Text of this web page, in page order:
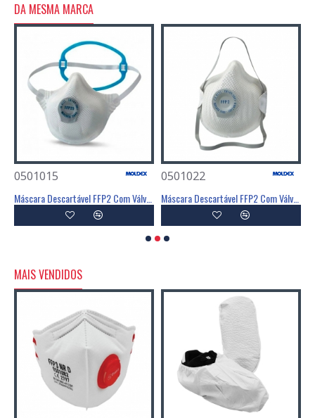
DA MESMA MARCA
0501015 0501022
MAIS VENDIDOS